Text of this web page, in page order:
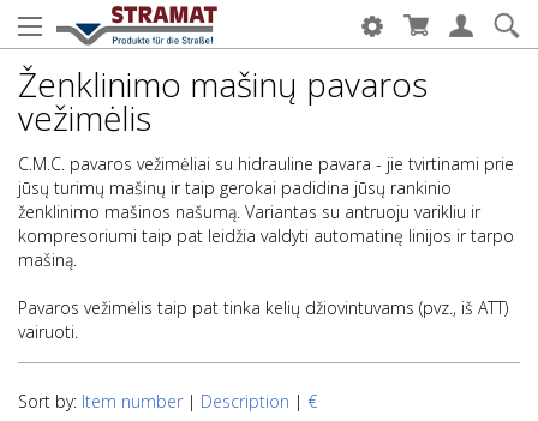
Ženklinimo mašinų pavaros
vežimėlis
C.M.C. pavaros vežimėliai su hidrauline pavara - jie tvirtinami prie
jūsų turimų mašinų ir taip gerokai padidina jūsų rankinio
ženklinimo mašinos našumą. Variantas su antruoju varikliu ir
kompresoriumi taip pat leidžia valdyti automatinę linijos ir tarpo
mašiną.
Pavaros vežimėlis taip pat tinka kelių džiovintuvams (pvz., iš ATT)
vairuoti.
Sort by: Item number | Description | €